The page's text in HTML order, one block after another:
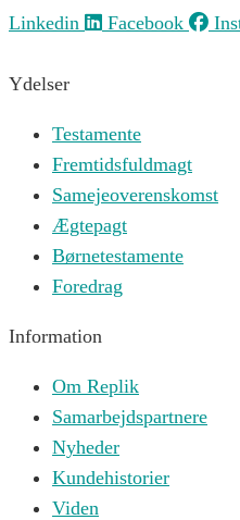
Linkedin Facebook
Ydelser
Testamente
Fremtidsfuldmagt
Samejeoverenskomst
Ægtepagt
Børnetestamente
Foredrag
Information
Om Replik
Samarbejdspartnere
Nyheder
Kundehistorier
Viden